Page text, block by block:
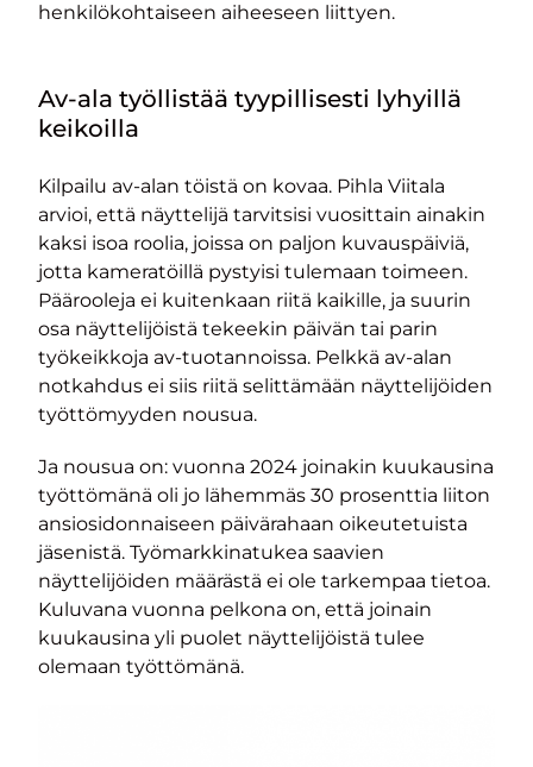
henkilökohtaiseen aiheeseen liittyen.
Av-ala työllistää tyypillisesti lyhyillä
keikoilla
Kilpailu av-alan töistä on kovaa. Pihla Viitala
arvioi, että näyttelijä tarvitsisi vuosittain ainakin
kaksi isoa roolia, joissa on paljon kuvauspäiviä,
jotta kameratöillä pystyisi tulemaan toimeen.
Päärooleja ei kuitenkaan riitä kaikille, ja suurin
osa näyttelijöistä tekeekin päivän tai parin
työkeikkoja av-tuotannoissa. Pelkkä av-alan
notkahdus ei siis riitä selittämään näyttelijöiden
työttömyyden nousua.
Ja nousua on: vuonna 2024 joinakin kuukausina
työttömänä oli jo lähemmäs 30 prosenttia liiton
ansiosidonnaiseen päivärahaan oikeutetuista
jäsenistä. Työmarkkinatukea saavien
näyttelijöiden määrästä ei ole tarkempaa tietoa.
Kuluvana vuonna pelkona on, että joinain
kuukausina yli puolet näyttelijöistä tulee
olemaan työttömänä.